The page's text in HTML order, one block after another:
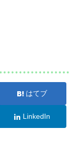
はてブ
LinkedIn